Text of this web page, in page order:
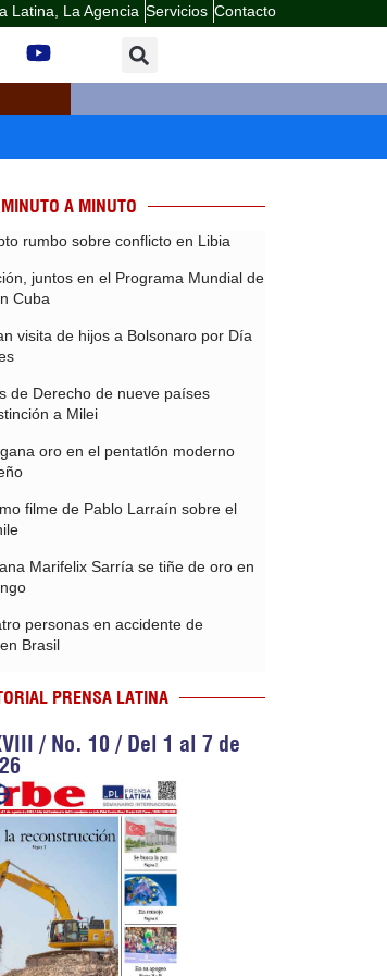
Latina, La Agencia Servicios Contacto
MINUTO A MINUTO
rumbo sobre conflicto en Libia
juntos en el Programa Mundial de
Cuba
visita de hijos a Bolsonaro por Día
de Derecho de nueve países
a Milei
oro en el pentatlón moderno
filme de Pablo Larraín sobre el
Marifelix Sarría se tiñe de oro en
personas en accidente de
Brasil
PRENSA LATINA
/ No. 10 / Del 1 al 7 de